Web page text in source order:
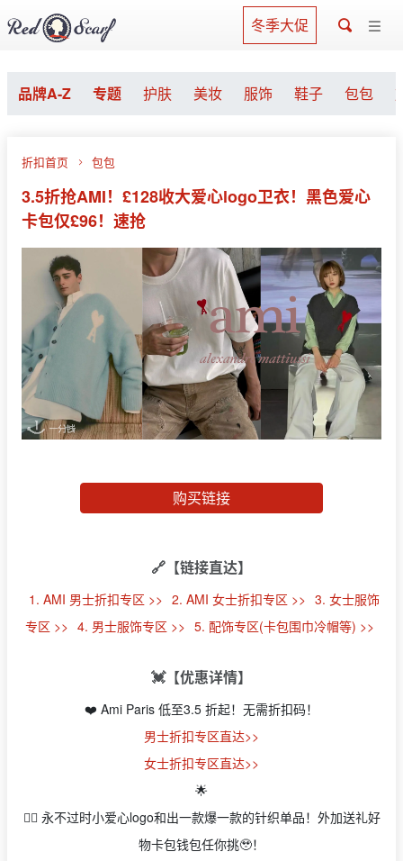
冬季大促
品牌A-Z 专题 护肤 美妆 服饰 鞋子 包包
折扣首页 包包
3.5折抢AMI！£128收大爱心logo卫衣！黑色爱心
卡包仅£96！速抢
购买链接
🔗【链接直达】
1. AMI 男士折扣专区 >> 2. AMI 女士折扣专区 >> 3. 女士服饰
专区 >> 4. 男士服饰专区 >> 5. 配饰专区(卡包围巾冷帽等) >>
💓【优惠详情】
❤️ Ami Paris 低至3.5 折起！无需折扣码！
男士折扣专区直达>>
女士折扣专区直达>>
🌟
👉🏻 永不过时小爱心logo和出一款爆一款的针织单品！外加送礼好
物卡包钱包任你挑🥹！